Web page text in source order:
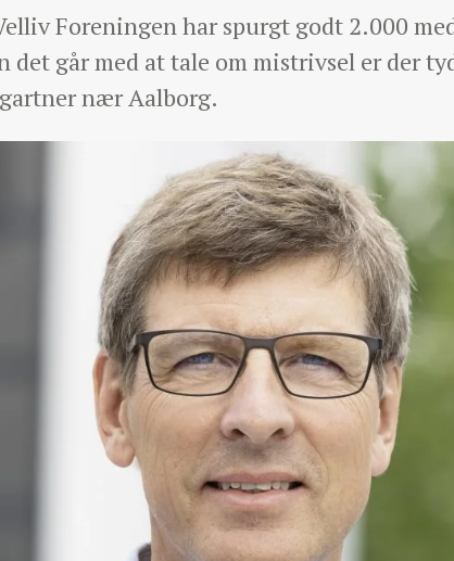
Foreningen har spurgt godt 2.000
det går med at tale om mistrivsel er der
nær Aalborg.